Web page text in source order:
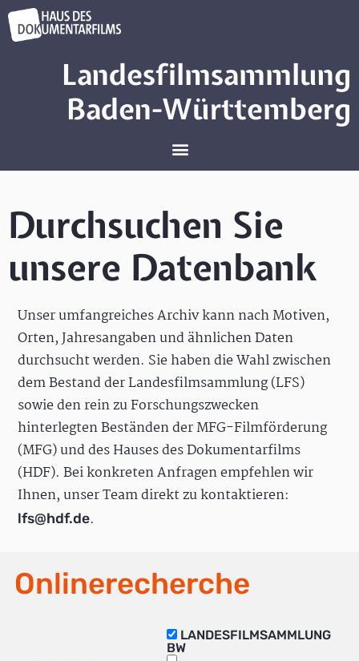
Landesfilmsammlung
Baden-Württemberg
Durchsuchen Sie
unsere Datenbank
Unser umfangreiches Archiv kann nach Motiven,
Orten, Jahresangaben und ähnlichen Daten
durchsucht werden. Sie haben die Wahl zwischen
dem Bestand der Landesfilmsammlung (LFS)
sowie den rein zu Forschungszwecken
hinterlegten Beständen der MFG-Filmförderung
(MFG) und des Hauses des Dokumentarfilms
(HDF). Bei konkreten Anfragen empfehlen wir
Ihnen, unser Team direkt zu kontaktieren:
lfs@hdf.de.
Onlinerecherche
LANDESFILMSAMMLUNG
BW